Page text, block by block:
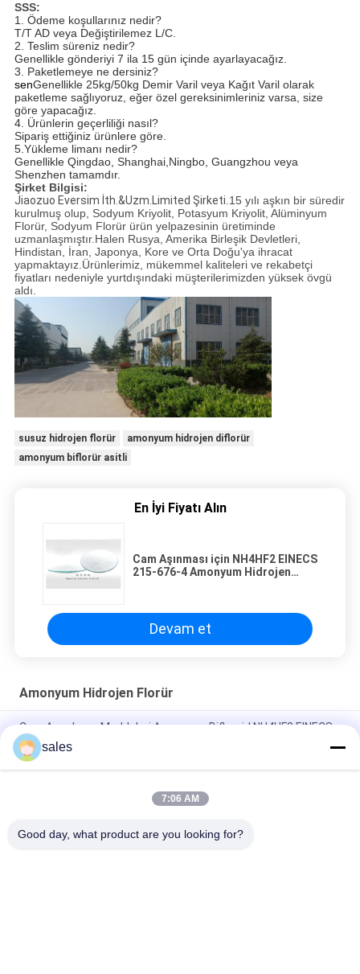
SSS:
1. Ödeme koşullarınız nedir?
T/T AD veya Değiştirilemez L/C.
2. Teslim süreniz nedir?
Genellikle gönderiyi 7 ila 15 gün içinde ayarlayacağız.
3. Paketlemeye ne dersiniz?
senGenellikle 25kg/50kg Demir Varil veya Kağıt Varil olarak
paketleme sağlıyoruz, eğer özel gereksinimleriniz varsa, size
göre yapacağız.
4. Ürünlerin geçerliliği nasıl?
Sipariş ettiğiniz ürünlere göre.
5.Yükleme limanı nedir?
Genellikle Qingdao, Shanghai,Ningbo, Guangzhou veya
Shenzhen tamamdır.
Şirket Bilgisi:
Jiaozuo Eversim İth.&Uzm.Limited Şirketi.15 yılı aşkın bir süredir
kurulmuş olup, Sodyum Kriyolit, Potasyum Kriyolit, Alüminyum
Florür, Sodyum Florür ürün yelpazesinin üretiminde
uzmanlaşmıştır.Halen Rusya, Amerika Birleşik Devletleri,
Hindistan, İran, Japonya, Kore ve Orta Doğu'ya ihracat
yapmaktayız.Ürünlerimiz, mükemmel kaliteleri ve rekabetçi
fiyatları nedeniyle yurtdışındaki müşterilerimizden yüksek övgü
aldı.
susuz hidrojen florür
amonyum hidrojen diflorür
amonyum biflorür asitli
En İyi Fiyatı Alın
Cam Aşınması için NH4HF2 EINECS
215-676-4 Amonyum Hidrojen
Devam et
Amonyum Hidrojen Florür
Cam Aşındırma Maddeleri Amonyum Biflourid NH4HF2 EINECS
215-676-4
% 98 Min Saflıkta Amonyum Hidrojen Florür NH4HF2 CAS 1341-
sales
7:06 AM
Good day, what product are you looking for?